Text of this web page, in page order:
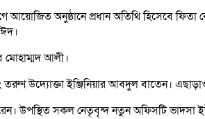
অনুষ্ঠানে প্রধান অতিথি হিসেবে ফিতা
আলী।
উদ্যোক্তা ইঞ্জিনিয়ার আবদুল বাতেন।
উপস্থিত সকল নেতৃবৃন্দ নতুন অফিসটি